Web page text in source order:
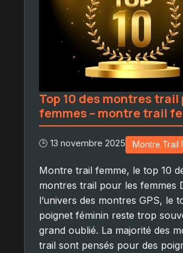
Top 10 des montres trail
femmes – montre trail
🕒 13 novembre 2025 Montre Trail
Montre trail femme, le top 10
montres trail pour les femmes
l’univers des montres GPS, le
poignet féminin reste trop
grand oublié. La majorité des
trail sont pensés pour des